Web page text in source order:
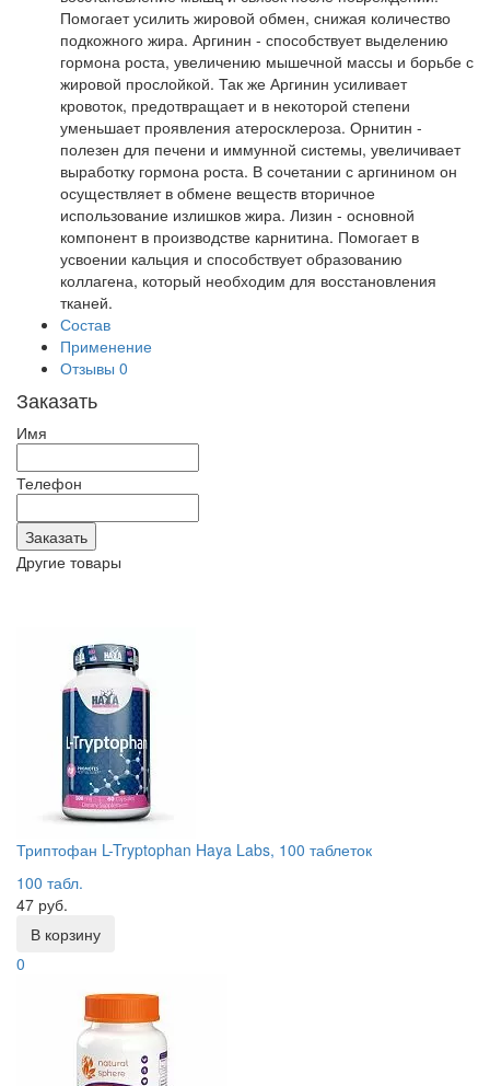
Помогает усилить жировой обмен, снижая количество
подкожного жира. Аргинин - способствует выделению
гормона роста, увеличению мышечной массы и борьбе с
жировой прослойкой. Так же Аргинин усиливает
кровоток, предотвращает и в некоторой степени
уменьшает проявления атеросклероза. Орнитин -
полезен для печени и иммунной системы, увеличивает
выработку гормона роста. В сочетании с аргинином он
осуществляет в обмене веществ вторичное
использование излишков жира. Лизин - основной
компонент в производстве карнитина. Помогает в
усвоении кальция и способствует образованию
коллагена, который необходим для восстановления
тканей.
Состав
Применение
Отзывы 0
Заказать
Имя
Телефон
Другие товары
Триптофан L-Tryptophan Haya Labs, 100 таблеток
100 табл.
47 руб.
В корзину
0